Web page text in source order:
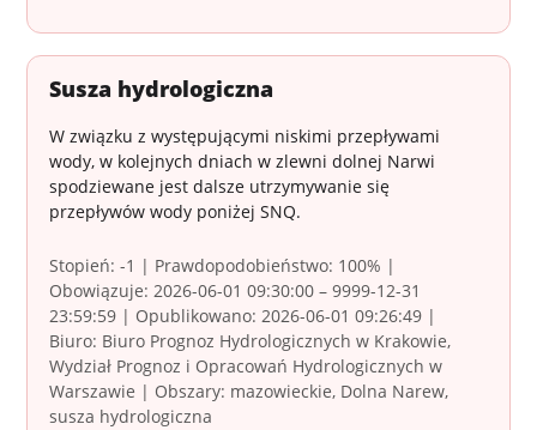
Susza hydrologiczna
W związku z występującymi niskimi przepływami
wody, w kolejnych dniach w zlewni dolnej Narwi
spodziewane jest dalsze utrzymywanie się
przepływów wody poniżej SNQ.
Stopień: -1 | Prawdopodobieństwo: 100% |
Obowiązuje: 2026-06-01 09:30:00 – 9999-12-31
23:59:59 | Opublikowano: 2026-06-01 09:26:49 |
Biuro: Biuro Prognoz Hydrologicznych w Krakowie,
Wydział Prognoz i Opracowań Hydrologicznych w
Warszawie | Obszary: mazowieckie, Dolna Narew,
susza hydrologiczna